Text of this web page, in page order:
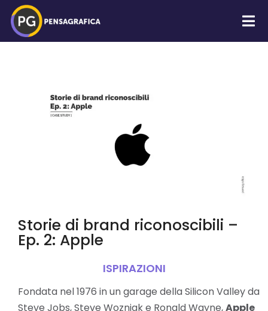
Storie di brand riconoscibili –
Ep. 2: Apple
ISPIRAZIONI
Fondata nel 1976 in un garage della Silicon Valley da
Steve Jobs, Steve Wozniak e Ronald Wayne,Apple